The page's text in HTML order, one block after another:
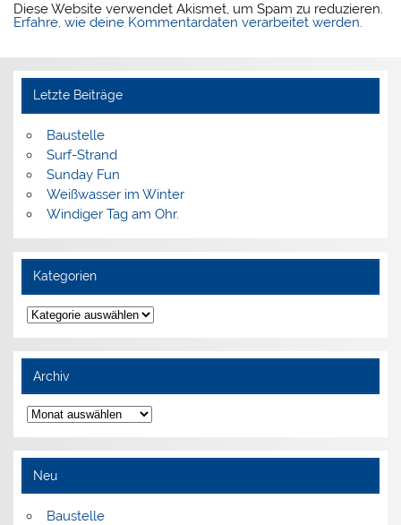
Diese Website verwendet Akismet, um Spam zu reduzieren.
Erfahre, wie deine Kommentardaten verarbeitet werden.
Letzte Beiträge
Baustelle
Surf-Strand
Sunday Fun
Weißwasser im Winter
Windiger Tag am Ohr.
Kategorien
Kategorien
Archiv
Archiv
Neu
Baustelle